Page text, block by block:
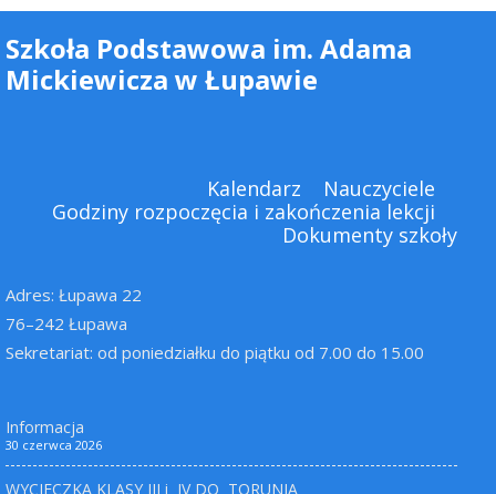
Szkoła Podstawowa im. Adama
Mickiewicza w Łupawie
Kalendarz
Nauczyciele
Godziny rozpoczęcia i zakończenia lekcji
Dokumenty szkoły
Adres: Łupawa 22
76–242 Łupawa
Sekretariat: od poniedziałku do piątku od 7.00 do 15.00
Informacja
30 czerwca 2026
WYCIECZKA KLASY III i IV DO TORUNIA